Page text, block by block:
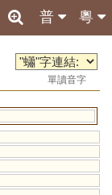
粵
普
單讀音字